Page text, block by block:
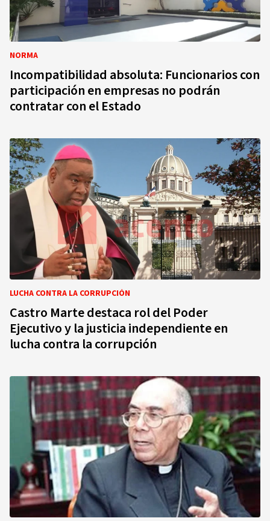
NORMA
Incompatibilidad absoluta: Funcionarios con
participación en empresas no podrán
contratar con el Estado
LUCHA CONTRA LA CORRUPCIÓN
Castro Marte destaca rol del Poder
Ejecutivo y la justicia independiente en
lucha contra la corrupción